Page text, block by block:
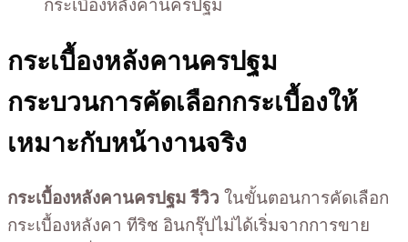
กระเบื้องหลังคานครปฐม
กระเบื้องหลังคานครปฐม
กระบวนการคัดเลือกกระเบื้องให้
เหมาะกับหน้างานจริง
กระเบื้องหลังคานครปฐม รีวิว ในขั้นตอนการคัดเลือก
กระเบื้องหลังคา ทีริช อินกรุ๊ปไม่ได้เริ่มจากการขาย